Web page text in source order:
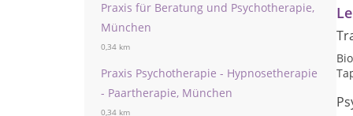
Praxis für Beratung und Psychotherapie,
München
0,34 km
Praxis Psychotherapie - Hypnosetherapie
- Paartherapie, München
0,34 km